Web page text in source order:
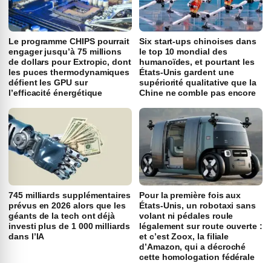
Le programme CHIPS pourrait
engager jusqu’à 75 millions
de dollars pour Extropic, dont
les puces thermodynamiques
défient les GPU sur
l’efficacité énergétique
Six start-ups chinoises dans
le top 10 mondial des
humanoïdes, et pourtant les
États-Unis gardent une
supériorité qualitative que la
Chine ne comble pas encore
745 milliards supplémentaires
prévus en 2026 alors que les
géants de la tech ont déjà
investi plus de 1 000 milliards
dans l’IA
Pour la première fois aux
États-Unis, un robotaxi sans
volant ni pédales roule
légalement sur route ouverte :
et c’est Zoox, la filiale
d’Amazon, qui a décroché
cette homologation fédérale